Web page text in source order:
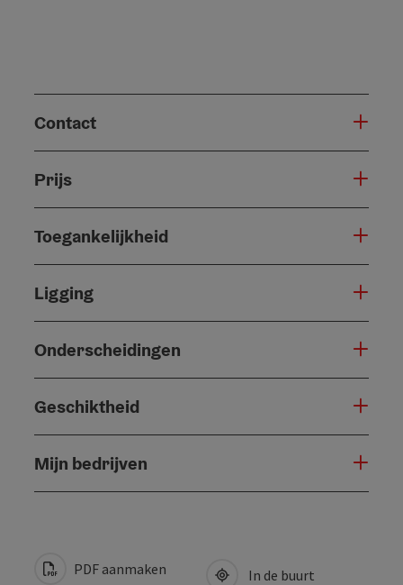
Contact
Prijs
Toegankelijkheid
Ligging
Onderscheidingen
Geschiktheid
Mijn bedrijven
PDF aanmaken In de buurt